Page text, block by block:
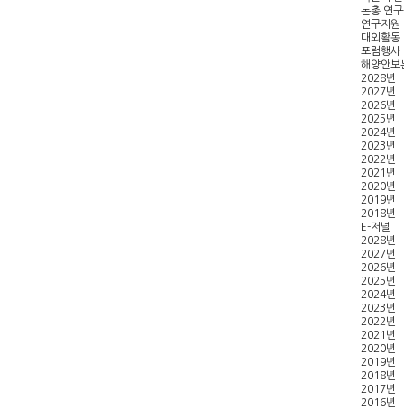
논총 연
연구지원
대외활동
포럼행사
해양안보
2028년
2027년
2026년
2025년
2024년
2023년
2022년
2021년
2020년
2019년
2018년
E-저널
2028년
2027년
2026년
2025년
2024년
2023년
2022년
2021년
2020년
2019년
2018년
2017년
2016년